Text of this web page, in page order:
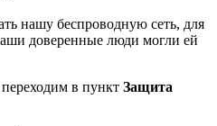
нашу беспроводную сеть, для
доверенные люди могли ей
в пункт Защита